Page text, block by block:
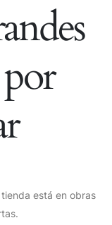
está en obras